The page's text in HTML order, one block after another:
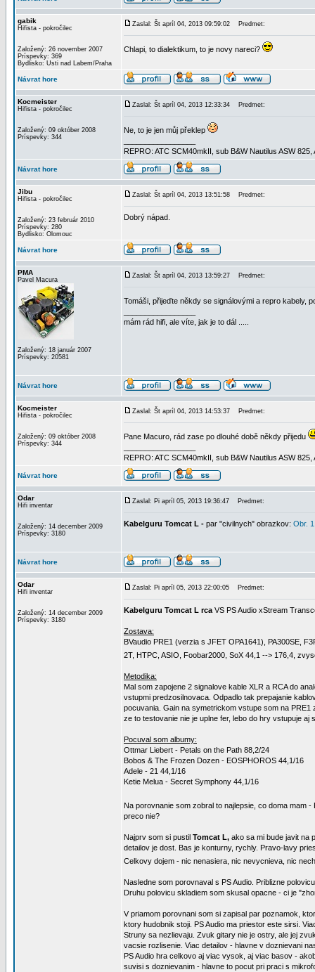
gabik
Hifista - pokročilec
Založený: 26 november 2007
Príspevky: 369
Bydlisko: Usti nad Labem/Praha
Zaslal: Št apríl 04, 2013 09:59:02 Predmet:
Chlapi, to dialektikum, to je novy nareci?
Návrat hore
Kocmeister
Hifista - pokročilec
Založený: 09 október 2008
Príspevky: 344
Zaslal: Št apríl 04, 2013 12:33:34 Predmet:
Ne, to je jen můj překlep
REPRO: ATC SCM40mkII, sub B&W Nautilus ASW
Návrat hore
Jibu
Hifista - pokročilec
Založený: 23 február 2010
Príspevky: 280
Bydlisko: Olomouc
Zaslal: Št apríl 04, 2013 13:51:58 Predmet:
Dobrý nápad.
Návrat hore
PMA
Pavel Macura
Založený: 18 január 2007
Príspevky: 20581
Zaslal: Št apríl 04, 2013 13:59:27 Predmet:
Tomáši, přijeďte někdy se signálovými a repro kabely,
mám rád hifi, ale víte, jak je to dál .....
Návrat hore
Kocmeister
Hifista - pokročilec
Založený: 09 október 2008
Príspevky: 344
Zaslal: Št apríl 04, 2013 14:53:37 Predmet:
Pane Macuro, rád zase po dlouhé době někdy přijedu
REPRO: ATC SCM40mkII, sub B&W Nautilus ASW
Návrat hore
Odar
Hifi inventar
Založený: 14 december 2009
Príspevky: 3180
Zaslal: Pi apríl 05, 2013 19:36:47 Predmet:
Kabelguru Tomcat L - par "civilnych" obrazkov: Obr. 1
Návrat hore
Odar
Hifi inventar
Založený: 14 december 2009
Príspevky: 3180
Zaslal: Pi apríl 05, 2013 22:00:05 Predmet:
Kabelguru Tomcat L rca VS PS Audio xStream
Zostava:
BVaudio PRE1 (verzia s JFET OPA1641), PA300SE,
2T, HTPC, ASIO, Foobar2000, SoX 44,1 --> 176,4,
Metodika:
Mal som zapojene 2 signalove kable XLR a RCA do
vstupmi predzosilnovaca. Odpadlo tak prepajanie
pocuvania. Gain na symetrickom vstupe som na
ze to testovanie nie je uplne fer, lebo do hry vstupuje aj
Pocuval som albumy:
Ottmar Liebert - Petals on the Path 88,2/24
Bobos & The Frozen Dozen - EOSPHOROS 44,1/16
Adele - 21 44,1/16
Ketie Melua - Secret Symphony 44,1/16
Na porovnanie som zobral to najlepsie, co doma mam
preco nie?
Najprv som si pustil Tomcat L, ako sa mi bude javit na
detailov je dost. Bas je konturny, rychly. Pravo-lavy
Celkovy dojem - nic nenasiera, nic nevycnieva, nic
Nasledne som porovnaval s PS Audio. Priblizne
Druhu polovicu skladiem som skusal opacne - ci je
V priamom porovnani som si zapisal par poznamok,
ktory hudobnik stoji. PS Audio ma priestor este sirsi.
Struny sa nezlievaju. Zvuk gitary nie je ostry, ale jej
vacsie rozlisenie. Viac detailov - hlavne v doznievani
PS Audio hra celkovo aj viac vysok, aj viac basov -
suvisi s doznievanim - hlavne to pocut pri praci s